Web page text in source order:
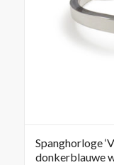
Spanghorloge
donkerblauwe